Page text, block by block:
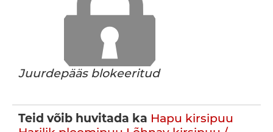
Juurdepääs blokeeritud
Teid võib huvitada ka Hapu kirsipuu